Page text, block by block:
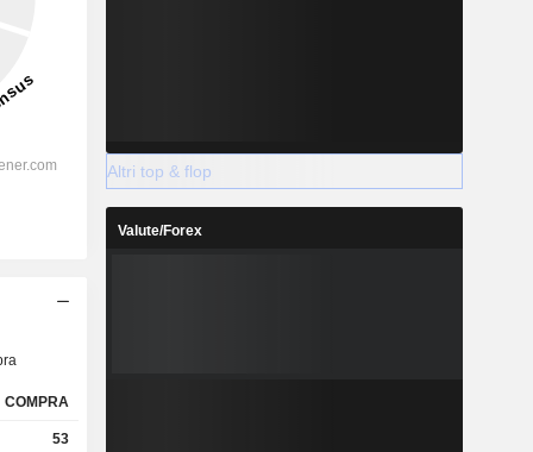
COMPRA
53
Altri top & flop
Valute/Forex